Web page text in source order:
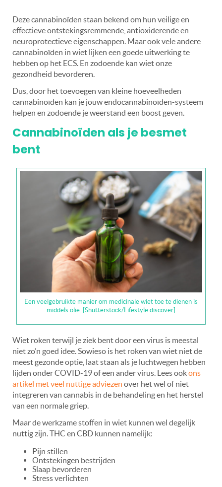
Deze cannabinoïden staan bekend om hun veilige en
effectieve ontstekingsremmende, antioxiderende en
neuroprotectieve eigenschappen. Maar ook vele andere
cannabinoïden in wiet lijken een goede uitwerking te
hebben op het ECS. En zodoende kan wiet onze
gezondheid bevorderen.
Dus, door het toevoegen van kleine hoeveelheden
cannabinoïden kan je jouw endocannabinoïden-systeem
helpen en zodoende je weerstand een boost geven.
Cannabinoïden als je besmet
bent
Een veelgebruikte manier om medicinale wiet toe te dienen is
middels olie. [Shutterstock/Lifestyle discover]
Wiet roken terwijl je ziek bent door een virus is meestal
niet zo’n goed idee. Sowieso is het roken van wiet niet de
meest gezonde optie, laat staan als je luchtwegen hebben
lijden onder COVID-19 of een ander virus. Lees ookons
artikel met veel nuttige adviezen over het wel of niet
integreren van cannabis in de behandeling en het herstel
van een normale griep.
Maar de werkzame stoffen in wiet kunnen wel degelijk
nuttig zijn. THC en CBD kunnen namelijk:
Pijn stillen
Ontstekingen bestrijden
Slaap bevorderen
Stress verlichten